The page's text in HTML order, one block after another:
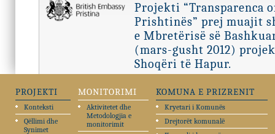
Projekti “Transparenca
Prishtinës” prej muajit
e Mbretërisë së
(mars-gusht 2012)
Shoqëri të Hapur.
PROJEKTI
Konteksti
Qëllimi dhe
Synimet
MONITORIMI
Aktivitetet dhe
Metodologjia e
monitorimit
KOMUNA E PRIZRENIT
Kryetari i Komunës
Drejtorët komunalë